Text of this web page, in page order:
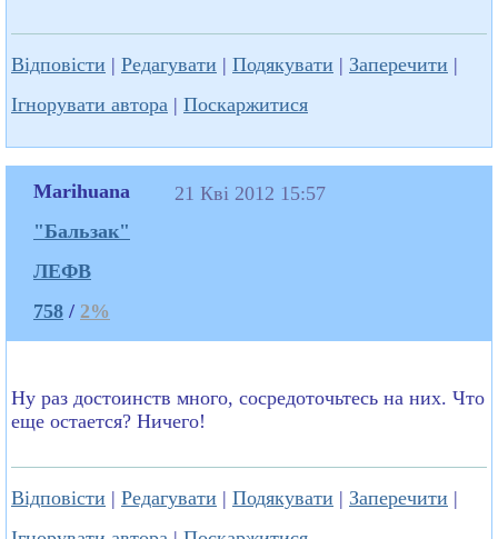
Відповісти | Редагувати | Подякувати | Заперечити |
Ігнорувати автора | Поскаржитися
Marihuana
"Бальзак"
ЛЕФВ
758 / 2%
21 Кві 2012 15:57
Ну раз достоинств много, сосредоточьтесь на них. Что
еще остается? Ничего!
Відповісти | Редагувати | Подякувати | Заперечити |